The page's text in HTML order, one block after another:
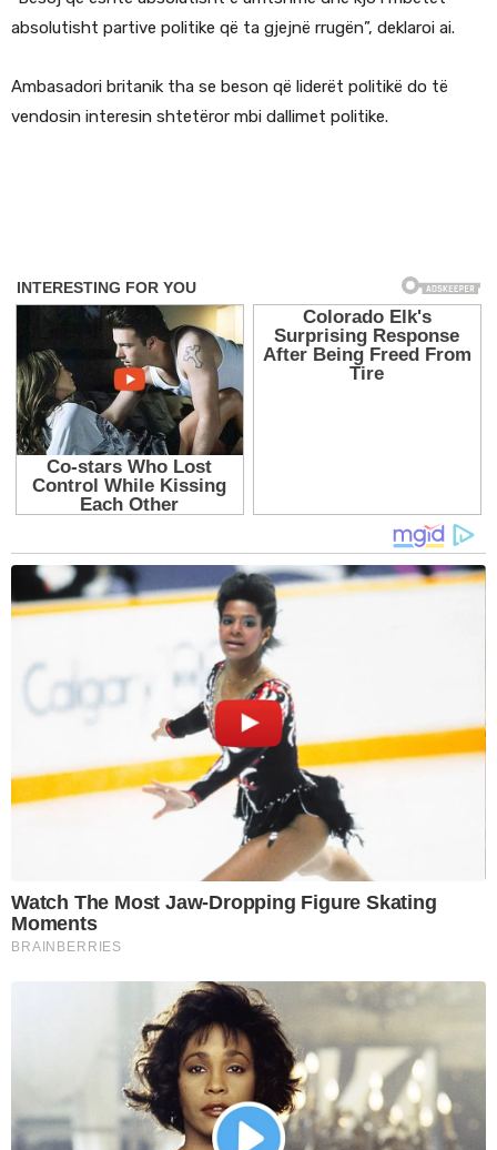
absolutisht partive politike që ta gjejnë rrugën”, deklaroi ai.
Ambasadori britanik tha se beson që liderët politikë do të
vendosin interesin shtetëror mbi dallimet politike.